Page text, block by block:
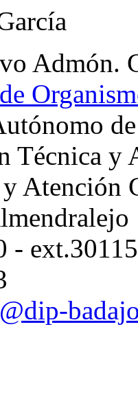
Admón.
Técnica y
Atención
- ext.30115